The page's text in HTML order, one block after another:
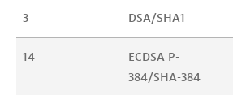
3 DSA/SHA1
14
ECDSA P-
384/SHA-384